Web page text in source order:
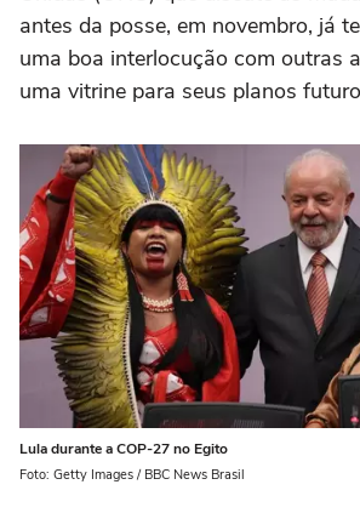
antes da posse, em novembro, já
uma boa interlocução com outras
uma vitrine para seus planos
Lula durante a COP-27 no Egito
Foto: Getty Images / BBC News Brasil